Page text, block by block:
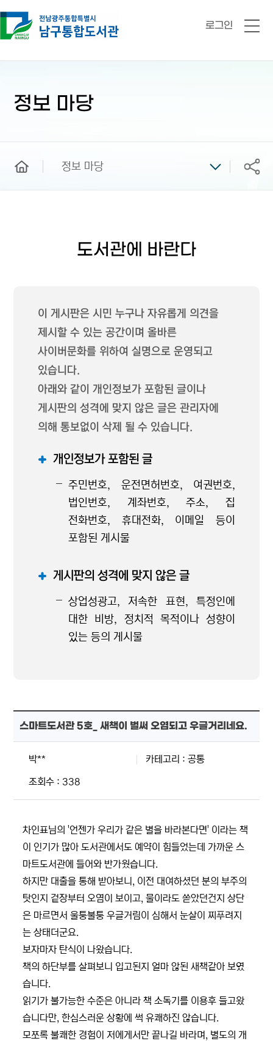
로그인
전
정보 마당
정보 마당 공유
도서관에 바란다
이 게시판은 시민 누구나 자유롭게 의견을
제시할 수 있는 공간이며 올바른
사이버문화를 위하여 실명으로 운영되고
있습니다.
아래와 같이 개인정보가 포함된 글이나
게시판의 성격에 맞지 않은 글은 관리자에
의해 통보없이 삭제 될 수 있습니다.
개인정보가 포함된 글
주민번호, 운전면허번호, 여권번호,
법인번호, 계좌번호, 주소, 집
전화번호, 휴대전화, 이메일 등이
포함된 게시물
게시판의 성격에 맞지 않은 글
상업성광고, 저속한 표현, 특정인에
대한 비방, 정치적 목적이나 성향이
있는 등의 게시물
스마트도서관 5호_ 새책이 벌써 오염되고 우글거리네요.
박** 카테고리 : 공통
조회수 : 338
차인표님의 '언젠가 우리가 같은 별을 바라본다면' 이라는 책
이 인기가 많아 도서관에서도 예약이 힘들었는데 가까운 스
마트도서관에 들어와 반가웠습니다.
하지만 대출을 통해 받아보니, 이전 대여하셨던 분의 부주의
탓인지 겉장부터 오염이 보이고, 물이라도 쏟았던건지 상단
은 마르면서 울퉁불퉁 우글거림이 심해서 눈살이 찌푸려지
는 상태더군요.
보자마자 탄식이 나왔습니다.
책의 하단부를 살펴보니 입고된지 얼마 않된 새책같아 보였
습니다.
읽기가 불가능한 수준은 아니라 책 소독기를 이용후 들고왔
습니다만, 한심스러운 상황에 썩 유쾌하진 않습니다.
모쪼록 불쾌한 경험이 저에게서만 끝나길 바라며, 별도의 개